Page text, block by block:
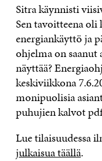
Sitra käynnisti
Sen tavoitteena oli
energiankäyttö ja
ohjelma on saanut
näyttää?
keskiviikkona
monipuolisia
puhujien kalvot
Lue tilaisuudessa
julkaisua täällä.